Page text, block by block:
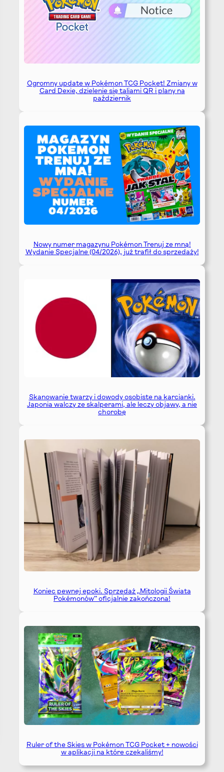
Ogromny update w Pokémon TCG Pocket! Zmiany w
Card Dexie, dzielenie się taliami QR i plany na
październik
Nowy numer magazynu Pokémon Trenuj ze mną!
Wydanie Specjalne (04/2026), już trafił do sprzedaży!
Skanowanie twarzy i dowody osobiste na karcianki.
Japonia walczy ze skalperami, ale leczy objawy, a nie
chorobę
Koniec pewnej epoki. Sprzedaż „Mitologii Świata
Pokémonów” oficjalnie zakończona!
Ruler of the Skies w Pokémon TCG Pocket + nowości
w aplikacji na które czekaliśmy!